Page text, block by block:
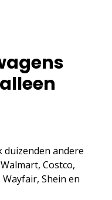
andere
Costco,
Shein en